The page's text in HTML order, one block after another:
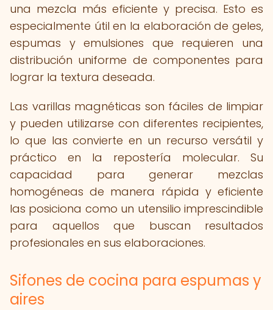
una mezcla más eficiente y precisa. Esto es
especialmente útil en la elaboración de geles,
espumas y emulsiones que requieren una
distribución uniforme de componentes para
lograr la textura deseada.
Las varillas magnéticas son fáciles de limpiar
y pueden utilizarse con diferentes recipientes,
lo que las convierte en un recurso versátil y
práctico en la repostería molecular. Su
capacidad para generar mezclas
homogéneas de manera rápida y eficiente
las posiciona como un utensilio imprescindible
para aquellos que buscan resultados
profesionales en sus elaboraciones.
Sifones de cocina para espumas y
aires